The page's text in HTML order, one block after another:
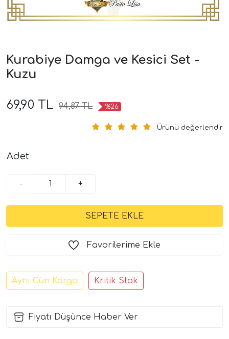
Kurabiye Damga ve Kesici Set -
Kuzu
69,90 TL 94,87 TL %26
Ürünü değerlendir
Adet
- +
Favorilerime Ekle
Aynı Gün Kargo Kritik Stok
Fiyatı Düşünce Haber Ver